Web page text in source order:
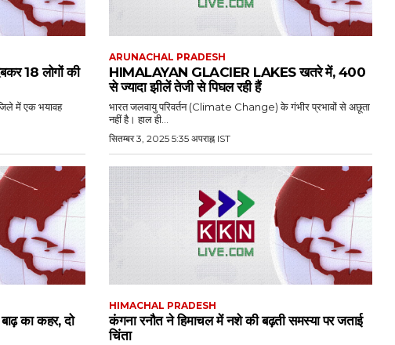
18 लोगों की
में एक भयावह
ARUNACHAL PRADESH
HIMALAYAN GLACIER LAKES खतरे में, 400
से ज्यादा झीलें तेजी से पिघल रही हैं
भारत जलवायु परिवर्तन (Climate Change) के गंभीर प्रभावों से अछूता
नहीं है। हाल ही...
सितम्बर 3, 2025 5:35 अपराह्न IST
का कहर, दो
HIMACHAL PRADESH
कंगना रनौत ने हिमाचल में नशे की बढ़ती समस्या पर जताई
चिंता